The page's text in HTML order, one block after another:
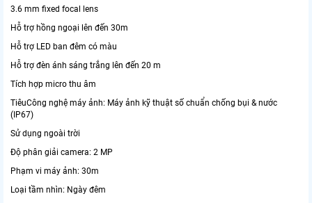
3.6 mm fixed focal lens
Hỗ trợ hồng ngoại lên đến 30m
Hỗ trợ LED ban đêm có màu
Hỗ trợ đèn ánh sáng trắng lên đến 20 m
Tích hợp micro thu âm
TiêuCông nghệ máy ảnh: Máy ảnh kỹ thuật số chuẩn chống bụi & nước
(IP67)
Sử dụng ngoài trời
Độ phân giải camera: 2 MP
Phạm vi máy ảnh: 30m
Loại tầm nhìn: Ngày đêm